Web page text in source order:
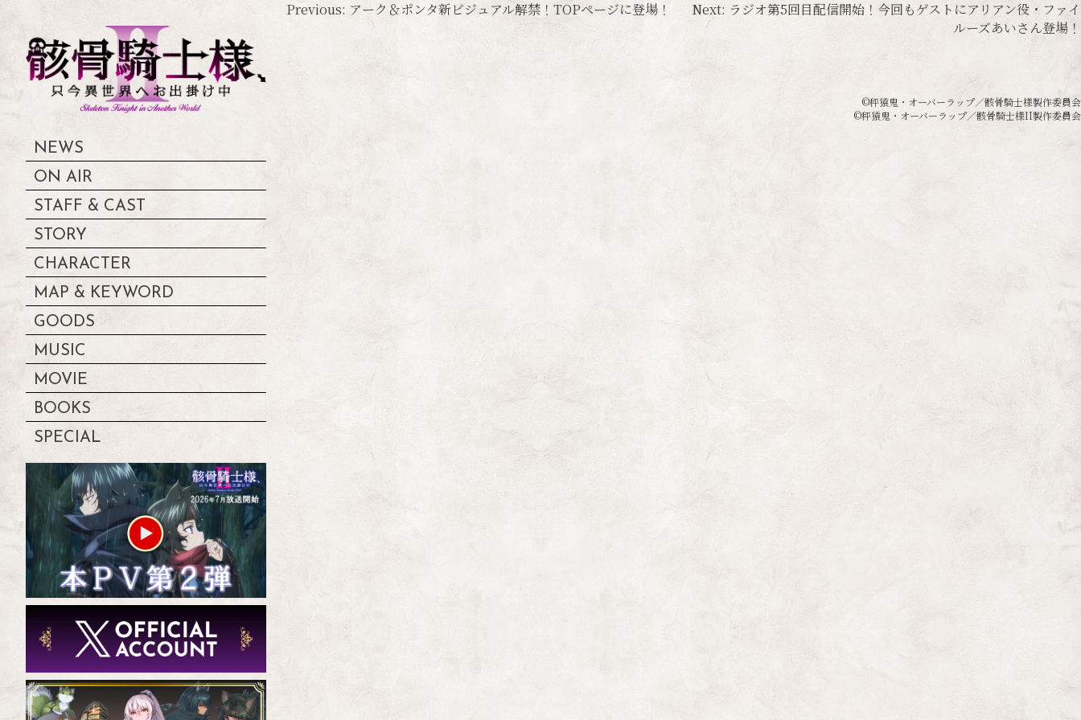
NEWS
ON AIR
STAFF & CAST
STORY
CHARACTER
MAP & KEYWORD
GOODS
MUSIC
MOVIE
BOOKS
SPECIAL
投
ー
ン
Previous: アーク＆ポンタ新ビジュアル解禁！TOPページに登場！ Next: ラジオ第5回目配信開始！今回もゲストにアリアン役・ファイ
ルーズあいさん登場！
©秤猿鬼・オーバーラップ／骸骨騎士様製作委員会
©秤猿鬼・オーバーラップ／骸骨騎士様II製作委員会